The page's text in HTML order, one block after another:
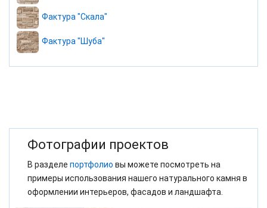
Фактура "Скала"
Фактура "Шуба"
Фотографии проектов
В разделе портфолио вы можете посмотреть на
примеры использования нашего натурального камня в
оформлении интерьеров, фасадов и ландшафта.